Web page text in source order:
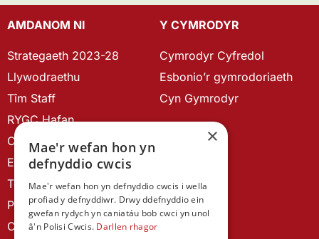
AMDANOM NI
Strategaeth 2023-28
Llywodraethu
Tîm Staff
RYGC Hafan
Canllawiau brandio
Ein Hanes
Telerau ac Amodau
Polisi Preifatrwydd
Cysylltu â ni
Y CYMRODYR
Cymrodyr Cyfredol
Esbonio’r gymrodoriaeth
Cyn Gymrodyr
×
Mae'r wefan hon yn
defnyddio cwcis
Mae'r wefan hon yn defnyddio cwcis i wella
profiad y defnyddiwr. Drwy ddefnyddio ein
gwefan rydych yn caniatáu bob cwci yn unol
â'n Polisi Cwcis. Darllen rhagor